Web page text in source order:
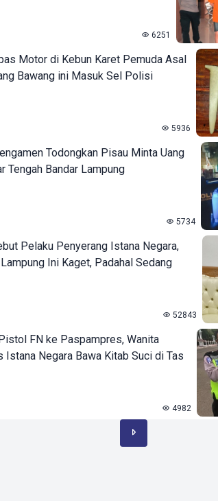
6251
Motor di Kebun Karet Pemuda Asal
Bawang ini Masuk Sel Polisi
5936
Todongkan Pisau Minta Uang
Tengah Bandar Lampung
5734
Pelaku Penyerang Istana Negara,
Ini Kaget, Padahal Sedang
52843
FN ke Paspampres, Wanita
Istana Negara Bawa Kitab Suci di Tas
4982